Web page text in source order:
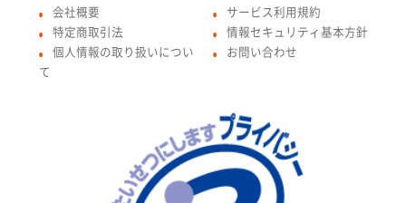
● 会社概要
● 特定商取引法
●
個人情報の取り扱いについ
て
● サービス利用規約
● 情報セキュリティ基本方針
● お問い合わせ